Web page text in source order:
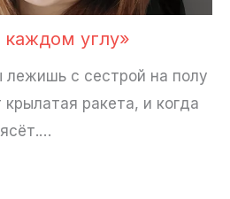
каждом углу»
лежишь с сестрой на полу
ракета, и когда